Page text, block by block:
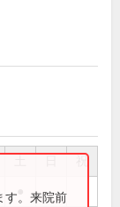
祝
す。来院前